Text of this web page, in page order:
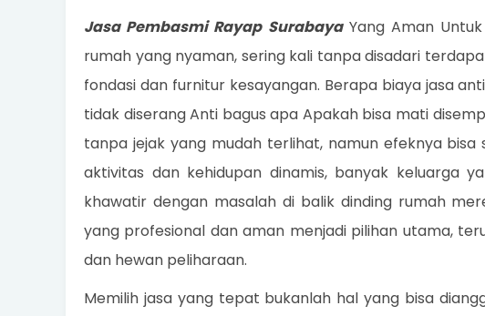
Jasa Pembasmi Rayap SurabayaYang Aman
rumah yang nyaman, sering kali tanpa disadari
fondasi dan furnitur kesayangan. Berapa biaya jasa
tidak diserang Anti bagus apa Apakah bisa mati
tanpa jejak yang mudah terlihat, namun efeknya
aktivitas dan kehidupan dinamis, banyak keluarga
khawatir dengan masalah di balik dinding rumah
yang profesional dan aman menjadi pilihan utama,
dan hewan peliharaan.
Memilih jasa yang tepat bukanlah hal yang bisa